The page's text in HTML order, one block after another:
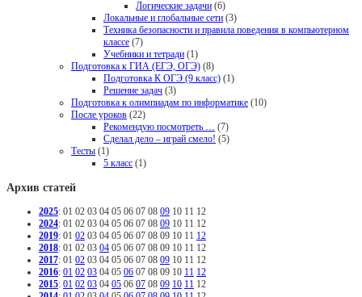
Логические задачи (6)
Локальные и глобальные сети (3)
Техника безопасности и правила поведения в компьютерном
классе (7)
Учебники и тетради (1)
Подготовка к ГИА (ЕГЭ, ОГЭ) (8)
Подготовка К ОГЭ (9 класс) (1)
Решение задач (3)
Подготовка к олимпиадам по информатике (10)
После уроков (22)
Рекомендую посмотреть … (7)
Сделал дело – играй смело! (5)
Тесты (1)
5 класс (1)
Архив статей
2025: 01 02 03 04 05 06 07 08 09 10 11 12
2024: 01 02 03 04 05 06 07 08 09 10 11 12
2019: 01 02 03 04 05 06 07 08 09 10 11 12
2018: 01 02 03 04 05 06 07 08 09 10 11 12
2017: 01 02 03 04 05 06 07 08 09 10 11 12
2016: 01 02 03 04 05 06 07 08 09 10 11 12
2015: 01 02 03 04 05 06 07 08 09 10 11 12